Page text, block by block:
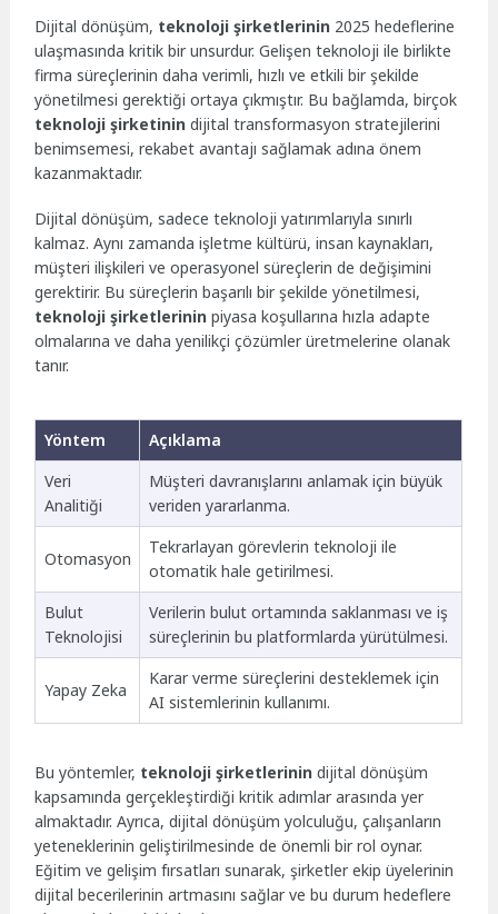
Dijital dönüşüm, teknoloji şirketlerinin 2025 hedeflerine
ulaşmasında kritik bir unsurdur. Gelişen teknoloji ile birlikte
firma süreçlerinin daha verimli, hızlı ve etkili bir şekilde
yönetilmesi gerektiği ortaya çıkmıştır. Bu bağlamda, birçok
teknoloji şirketinin dijital transformasyon stratejilerini
benimsemesi, rekabet avantajı sağlamak adına önem
kazanmaktadır.
Dijital dönüşüm, sadece teknoloji yatırımlarıyla sınırlı
kalmaz. Aynı zamanda işletme kültürü, insan kaynakları,
müşteri ilişkileri ve operasyonel süreçlerin de değişimini
gerektirir. Bu süreçlerin başarılı bir şekilde yönetilmesi,
teknoloji şirketlerinin piyasa koşullarına hızla adapte
olmalarına ve daha yenilikçi çözümler üretmelerine olanak
tanır.
Yöntem
Açıklama
Veri
Analitiği
Müşteri davranışlarını anlamak için büyük
veriden yararlanma.
Otomasyon
Tekrarlayan görevlerin teknoloji ile
otomatik hale getirilmesi.
Bulut
Teknolojisi
Verilerin bulut ortamında saklanması ve iş
süreçlerinin bu platformlarda yürütülmesi.
Yapay Zeka
Karar verme süreçlerini desteklemek için
AI sistemlerinin kullanımı.
Bu yöntemler, teknoloji şirketlerinin dijital dönüşüm
kapsamında gerçekleştirdiği kritik adımlar arasında yer
almaktadır. Ayrıca, dijital dönüşüm yolculuğu, çalışanların
yeteneklerinin geliştirilmesinde de önemli bir rol oynar.
Eğitim ve gelişim fırsatları sunarak, şirketler ekip üyelerinin
dijital becerilerinin artmasını sağlar ve bu durum hedeflere